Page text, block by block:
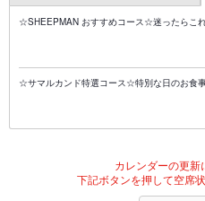
☆SHEEPMAN おすすめコース☆迷ったらこ
☆サマルカンド特選コース☆特別な日のお食
カレンダーの更新
下記ボタンを押して空席